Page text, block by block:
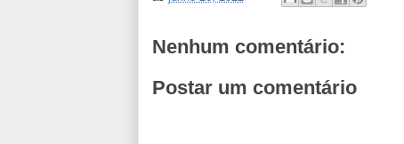
Nenhum comentário:
Postar um comentário